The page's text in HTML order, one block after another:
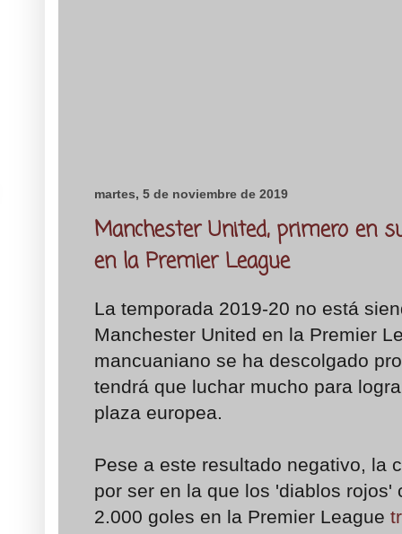
martes, 5 de noviembre de 2019
Manchester United, primero en
en la Premier League
La temporada 2019-20 no está
Manchester United en la Premier
mancuaniano se ha descolgado
tendrá que luchar mucho para
plaza europea.
Pese a este resultado negativo, la
por ser en la que los 'diablos rojos'
2.000 goles en la Premier League